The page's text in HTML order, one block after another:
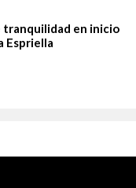
tranquilidad en inicio
Espriella